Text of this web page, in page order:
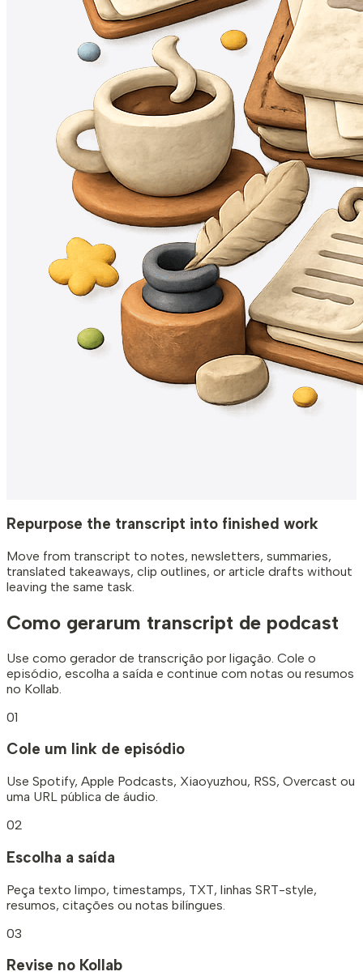
Repurpose the transcript into finished work
Move from transcript to notes, newsletters, summaries,
translated takeaways, clip outlines, or article drafts without
leaving the same task.
Como gerarum transcript de podcast
Use como gerador de transcrição por ligação. Cole o
episódio, escolha a saída e continue com notas ou resumos
no Kollab.
01
Cole um link de episódio
Use Spotify, Apple Podcasts, Xiaoyuzhou, RSS, Overcast ou
uma URL pública de áudio.
02
Escolha a saída
Peça texto limpo, timestamps, TXT, linhas SRT-style,
resumos, citações ou notas bilíngues.
03
Revise no Kollab